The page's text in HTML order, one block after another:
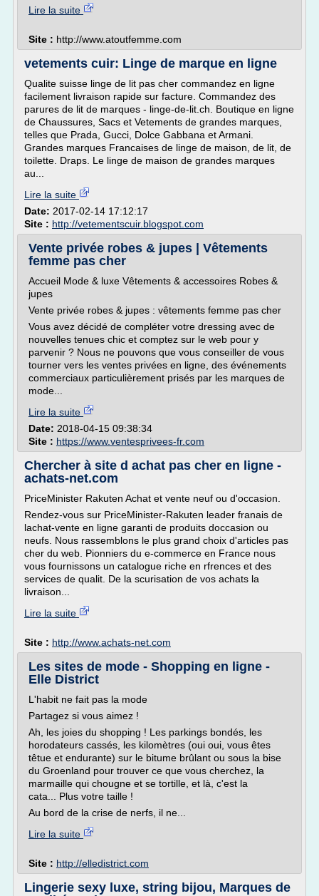
Lire la suite
Site : http://www.atoutfemme.com
vetements cuir: Linge de marque en ligne
Qualite suisse linge de lit pas cher commandez en ligne
facilement livraison rapide sur facture. Commandez des
parures de lit de marques - linge-de-lit.ch. Boutique en ligne
de Chaussures, Sacs et Vetements de grandes marques,
telles que Prada, Gucci, Dolce Gabbana et Armani.
Grandes marques Francaises de linge de maison, de lit, de
toilette. Draps. Le linge de maison de grandes marques
au...
Lire la suite
Date: 2017-02-14 17:12:17
Site : http://vetementscuir.blogspot.com
Vente privée robes & jupes | Vêtements
femme pas cher
Accueil Mode & luxe Vêtements & accessoires Robes &
jupes
Vente privée robes & jupes : vêtements femme pas cher
Vous avez décidé de compléter votre dressing avec de
nouvelles tenues chic et comptez sur le web pour y
parvenir ? Nous ne pouvons que vous conseiller de vous
tourner vers les ventes privées en ligne, des événements
commerciaux particulièrement prisés par les marques de
mode...
Lire la suite
Date: 2018-04-15 09:38:34
Site : https://www.ventesprivees-fr.com
Chercher à site d achat pas cher en ligne -
achats-net.com
PriceMinister Rakuten Achat et vente neuf ou d'occasion.
Rendez-vous sur PriceMinister-Rakuten leader franais de
lachat-vente en ligne garanti de produits doccasion ou
neufs. Nous rassemblons le plus grand choix d'articles pas
cher du web. Pionniers du e-commerce en France nous
vous fournissons un catalogue riche en rfrences et des
services de qualit. De la scurisation de vos achats la
livraison...
Lire la suite
Site : http://www.achats-net.com
Les sites de mode - Shopping en ligne -
Elle District
L'habit ne fait pas la mode
Partagez si vous aimez !
Ah, les joies du shopping ! Les parkings bondés, les
horodateurs cassés, les kilomètres (oui oui, vous êtes
têtue et endurante) sur le bitume brûlant ou sous la bise
du Groenland pour trouver ce que vous cherchez, la
marmaille qui chougne et se tortille, et là, c'est la
cata... Plus votre taille !
Au bord de la crise de nerfs, il ne...
Lire la suite
Site : http://elledistrict.com
Lingerie sexy luxe, string bijou, Marques de